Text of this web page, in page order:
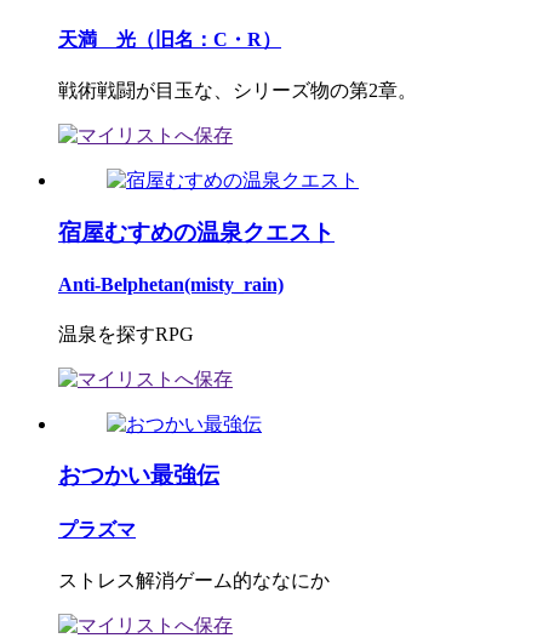
天満 光（旧名：C・R）
戦術戦闘が目玉な、シリーズ物の第2章。
宿屋むすめの温泉クエスト
Anti-Belphetan(misty_rain)
温泉を探すRPG
おつかい最強伝
プラズマ
ストレス解消ゲーム的ななにか